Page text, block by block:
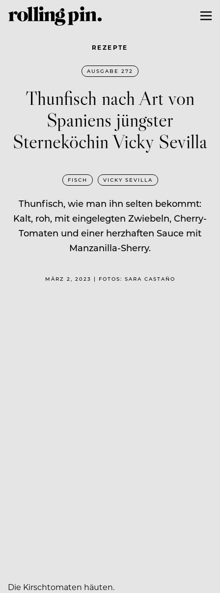
REZEPTE
AUSGABE 272
Thunfisch nach Art von
Spaniens jüngster
Sterneköchin Vicky Sevilla
FISCH VICKY SEVILLA
Thunfisch, wie man ihn selten bekommt:
Kalt, roh, mit eingelegten Zwiebeln, Cherry-
Tomaten und einer herzhaften Sauce mit
Manzanilla-Sherry.
MÄRZ 2, 2023 | FOTOS: SARA CASTAÑO
Die Kirschtomaten häuten.